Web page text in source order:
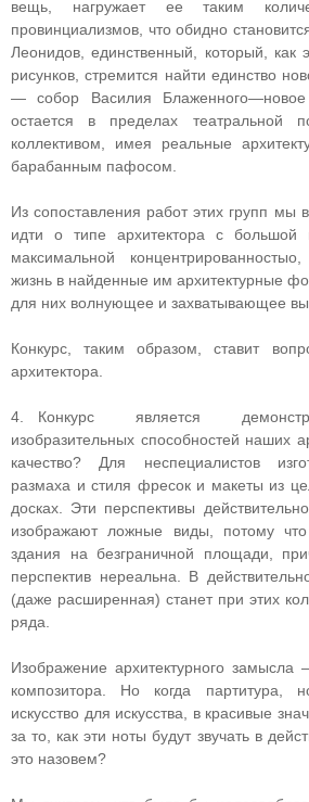
вещь, нагружает ее таким
провинциализмов, что обидно
Леонидов, единственный, который, как
рисунков, стремится найти единство
— собор Василия Блаженного—новое
остается в пределах театральной
коллективом, имея реальные
барабанным пафосом.
Из сопоставления работ этих групп мы
идти о типе архитектора с большой
максимальной
жизнь в найденные им архитектурные
для них волнующее и захватывающее
Конкурс, таким образом, ставит
архитектора.
4. Конкурс является
изобразительных способностей наших
качество? Для неспециалистов
размаха и стиля фресок и макеты из
досках. Эти перспективы
изображают ложные виды, потому
здания на безграничной площади,
перспектив нереальна. В
(даже расширенная) станет при этих
ряда.
Изображение архитектурного замысла
композитора. Но когда партитура,
искусство для искусства, в красивые
за то, как эти ноты будут звучать в
это назовем?